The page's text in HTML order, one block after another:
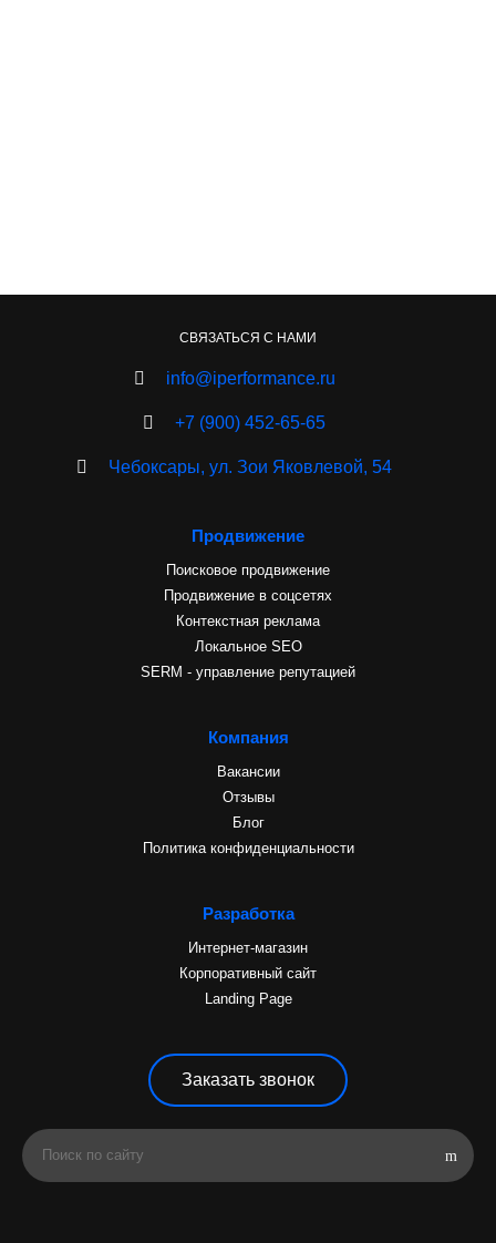
СВЯЗАТЬСЯ С НАМИ
info@iperformance.ru
+7 (900) 452-65-65
Чебоксары, ул. Зои Яковлевой, 54
Продвижение
Поисковое продвижение
Продвижение в соцсетях
Контекстная реклама
Локальное SEO
SERM - управление репутацией
Компания
Вакансии
Отзывы
Блог
Политика конфиденциальности
Разработка
Интернет-магазин
Корпоративный сайт
Landing Page
Заказать звонок